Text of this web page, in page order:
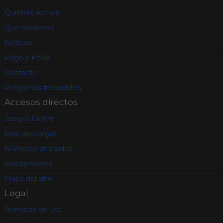
Quiénes somos
Qué hacemos
Noticias
Pago y Envío
Contacto
Preguntas frecuentes
Accesos directos
Juegos Online
Para descargar
Números atrasados
Suscripciones
Mapa del sitio
Legal
Términos de uso